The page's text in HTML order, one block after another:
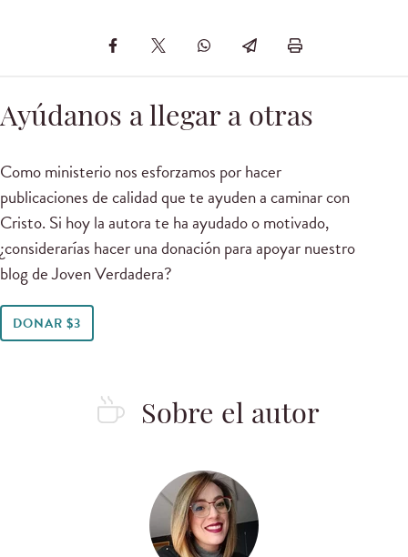
Ayúdanos a llegar a otras
Como ministerio nos esforzamos por hacer
publicaciones de calidad que te ayuden a caminar con
Cristo. Si hoy la autora te ha ayudado o motivado,
¿considerarías hacer una donación para apoyar nuestro
blog de Joven Verdadera?
DONAR $3
Sobre el autor